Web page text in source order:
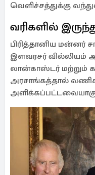
வெளிச்சத்துக்கு
வரிகளில்
பிரித்தானிய மன்னர்
இளவரசர் வில்லியம்
லான்காஸ்டர் மற்றும்
அரசாங்கத்தால் வணிக